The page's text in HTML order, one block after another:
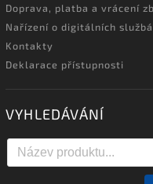
Doprava, platba a vrácení
Nařízení o digitálních
Kontakty
Deklarace přístupnosti
VYHLEDÁVÁNÍ